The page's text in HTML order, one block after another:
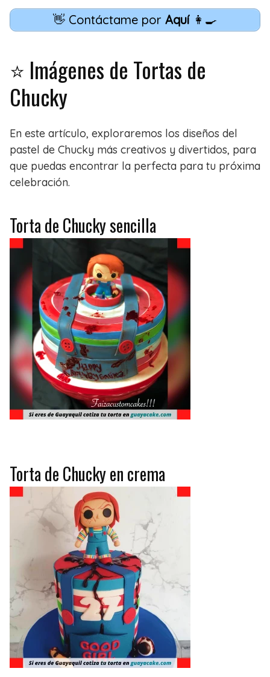
👋 Contáctame por Aquí👩‍🍳
⭐ Imágenes de Tortas de
Chucky
En este artículo, exploraremos los diseños del
pastel de Chucky más creativos y divertidos, para
que puedas encontrar la perfecta para tu próxima
celebración.
Torta de Chucky sencilla
Torta de Chucky en crema